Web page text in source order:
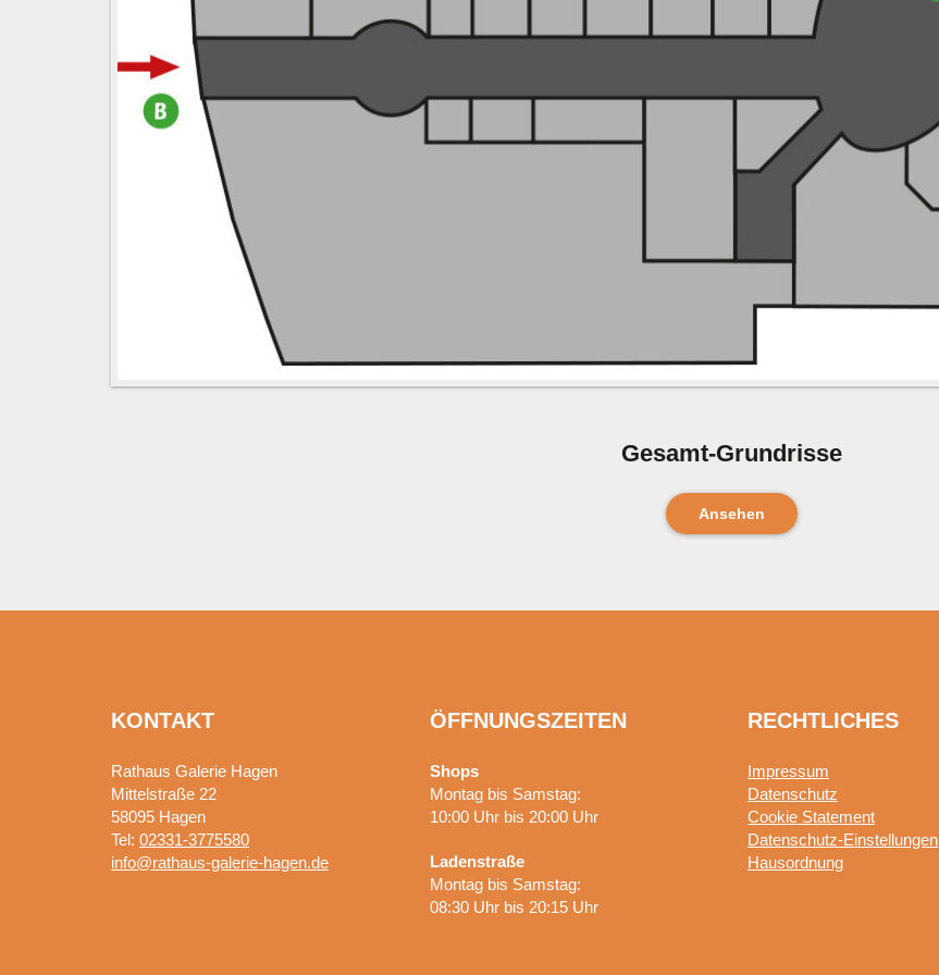
Gesamt-Grundrisse
Ansehen
KONTAKT
Rathaus Galerie Hagen
Mittelstraße 22
58095 Hagen
Tel: 02331-3775580
info@rathaus-galerie-hagen.de
ÖFFNUNGSZEITEN
Shops
Montag bis Samstag:
10:00 Uhr bis 20:00 Uhr
Ladenstraße
Montag bis Samstag:
08:30 Uhr bis 20:15 Uhr
RECHTLICHES
Impressum
Datenschutz
Cookie Statement
Datenschutz-Einstellungen
Hausordnung